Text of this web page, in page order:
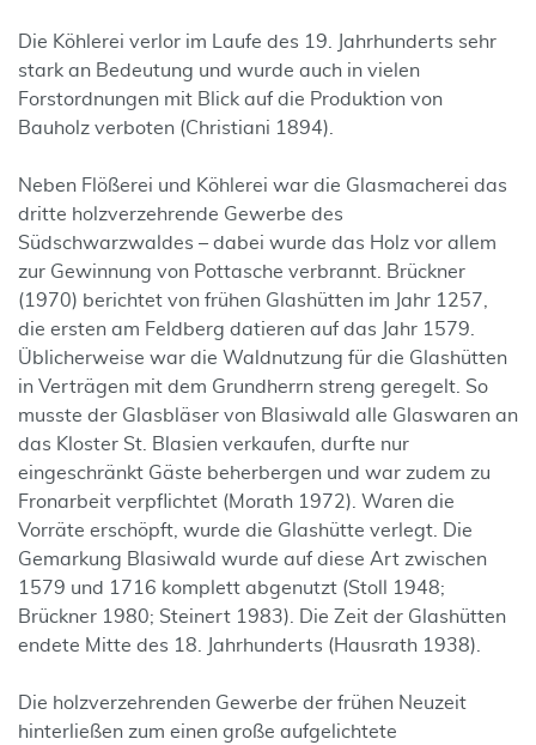
Die Köhlerei verlor im Laufe des 19. Jahrhunderts sehr
stark an Bedeutung und wurde auch in vielen
Forstordnungen mit Blick auf die Produktion von
Bauholz verboten (Christiani 1894).
Neben Flößerei und Köhlerei war die Glasmacherei das
dritte holzverzehrende Gewerbe des
Südschwarzwaldes – dabei wurde das Holz vor allem
zur Gewinnung von Pottasche verbrannt. Brückner
(1970) berichtet von frühen Glashütten im Jahr 1257,
die ersten am Feldberg datieren auf das Jahr 1579.
Üblicherweise war die Waldnutzung für die Glashütten
in Verträgen mit dem Grundherrn streng geregelt. So
musste der Glasbläser von Blasiwald alle Glaswaren an
das Kloster St. Blasien verkaufen, durfte nur
eingeschränkt Gäste beherbergen und war zudem zu
Fronarbeit verpflichtet (Morath 1972). Waren die
Vorräte erschöpft, wurde die Glashütte verlegt. Die
Gemarkung Blasiwald wurde auf diese Art zwischen
1579 und 1716 komplett abgenutzt (Stoll 1948;
Brückner 1980; Steinert 1983). Die Zeit der Glashütten
endete Mitte des 18. Jahrhunderts (Hausrath 1938).
Die holzverzehrenden Gewerbe der frühen Neuzeit
hinterließen zum einen große aufgelichtete